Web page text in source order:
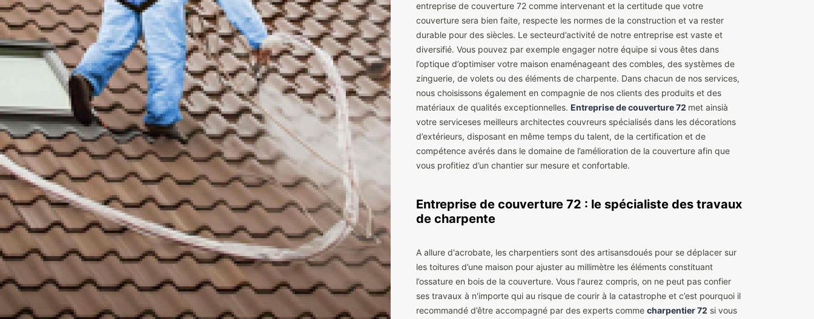
entreprise de couverture 72 comme intervenant et la certitude que votre
couverture sera bien faite, respecte les normes de la construction et va rester
durable pour des siècles. Le secteurd’activité de notre entreprise est vaste et
diversifié. Vous pouvez par exemple engager notre équipe si vous êtes dans
l’optique d’optimiser votre maison enaménageant des combles, des systèmes de
zinguerie, de volets ou des éléments de charpente. Dans chacun de nos services,
nous choisissons également en compagnie de nos clients des produits et des
matériaux de qualités exceptionnelles. Entreprise de couverture 72 met ainsià
votre serviceses meilleurs architectes couvreurs spécialisés dans les décorations
d’extérieurs, disposant en même temps du talent, de la certification et de
compétence avérés dans le domaine de l’amélioration de la couverture afin que
vous profitiez d’un chantier sur mesure et confortable.
Entreprise de couverture 72 : le spécialiste des travaux
de charpente
A allure d'acrobate, les charpentiers sont des artisansdoués pour se déplacer sur
les toitures d’une maison pour ajuster au millimètre les éléments constituant
l’ossature en bois de la couverture. Vous l'aurez compris, on ne peut pas confier
ses travaux à n'importe qui au risque de courir à la catastrophe et c’est pourquoi il
recommandé d’être accompagné par des experts comme charpentier 72 si vous